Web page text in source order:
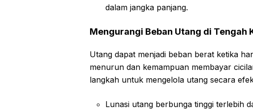
dalam jangka panjang.
Mengurangi Beban Utang di Tengah
Utang dapat menjadi beban berat ketika
menurun dan kemampuan membayar
langkah untuk mengelola utang secara
Lunasi utang berbunga tinggi terlebih